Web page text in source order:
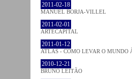
2011-02-18
MANUEL BORJA-VILLEL
2011-02-01
ARTECAPITAL
2011-01-12
ATLAS - COMO LEVAR O MUNDO
2010-12-21
BRUNO LEITÃO